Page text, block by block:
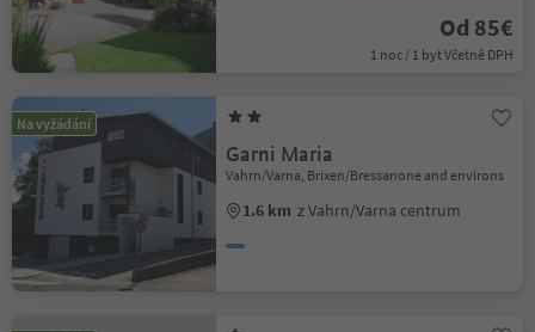
Od 85€
1 noc / 1 byt Včetně DPH
Na vyžádání
Garni Maria
Vahrn/Varna, Brixen/Bressanone and environs
1.6 km z Vahrn/Varna centrum